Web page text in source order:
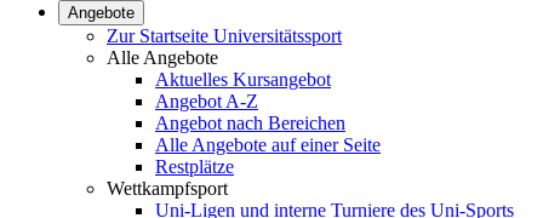
Angebote
Zur Startseite Universitätssport
Alle Angebote
Aktuelles Kursangebot
Angebot A-Z
Angebot nach Bereichen
Alle Angebote auf einer Seite
Restplätze
Wettkampfsport
Uni-Ligen und interne Turniere des Uni-Sports